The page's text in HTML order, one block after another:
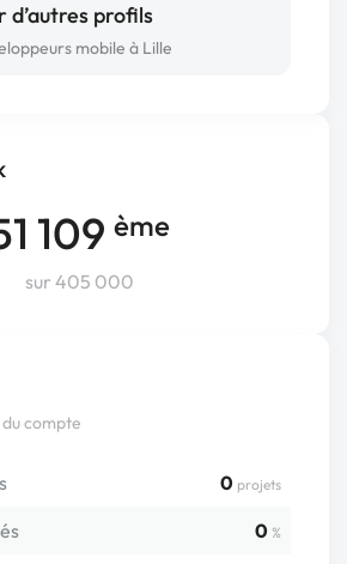
109 ème
sur 405 000
compte
0 projets
0 %
d’autres profils
mobile à Lille